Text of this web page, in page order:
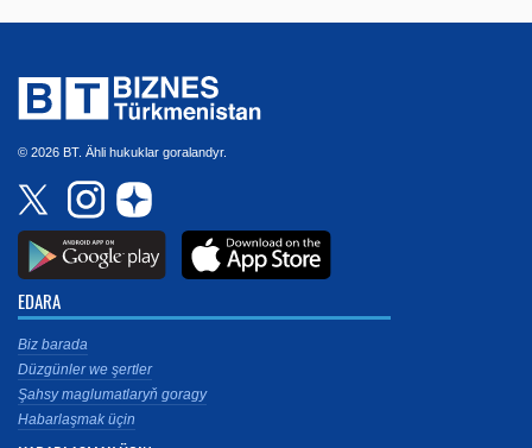
© 2026 BT. Ähli hukuklar goralandyr.
EDARA
Biz barada
Düzgünler we şertler
Şahsy maglumatlaryň goragy
Habarlaşmak üçin